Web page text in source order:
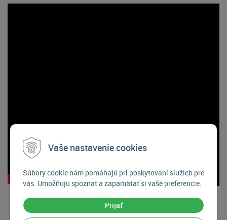
Vaše nastavenie cookies
Súbory cookie nám pomáhajú pri poskytovaní služieb pre
vás. Umožňujú spoznať a zapamätať si vaše preferencie.
Prijať